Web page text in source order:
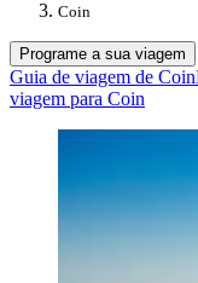
Coin
Programe a sua viagem
Guia de viagem de Coin
viagem para Coin